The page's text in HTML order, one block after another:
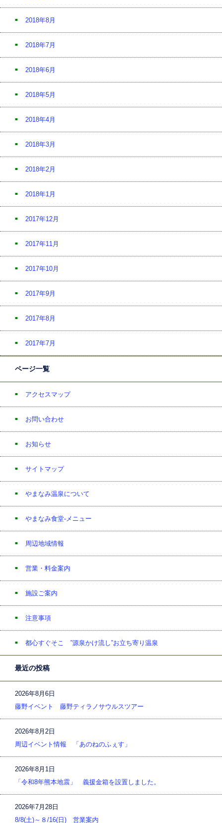
2018年8月
2018年7月
2018年6月
2018年5月
2018年4月
2018年3月
2018年2月
2018年1月
2017年12月
2017年11月
2017年10月
2017年9月
2017年8月
2017年7月
ページ一覧
アクセスマップ
お問い合わせ
お知らせ
サイトマップ
やまなみ温泉について
やまなみ食堂-メニュー
周辺地域情報
営業・料金案内
施設ご案内
注意事項
都心すぐそこ ”源泉かけ流し”お立ち寄り温泉
最近の投稿
2026年8月6日
藤野イベント 藤野ティラノサウルスツアー
2026年8月2日
周辺イベント情報 「あのねのふぇす」
2026年8月1日
「令和8年熊本地震」 義援金箱を設置しました。
2026年7月28日
8/8(土)～８/16(日) 営業案内